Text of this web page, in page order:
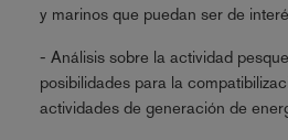
y marinos que puedan ser de
- Análisis sobre la actividad
posibilidades para la
actividades de generación de